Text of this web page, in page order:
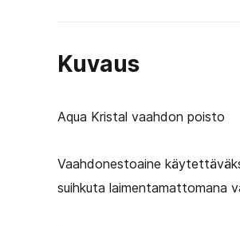
Kuvaus
Aqua Kristal vaahdon poisto
Vaahdonestoaine
suihkuta laimentamattomana